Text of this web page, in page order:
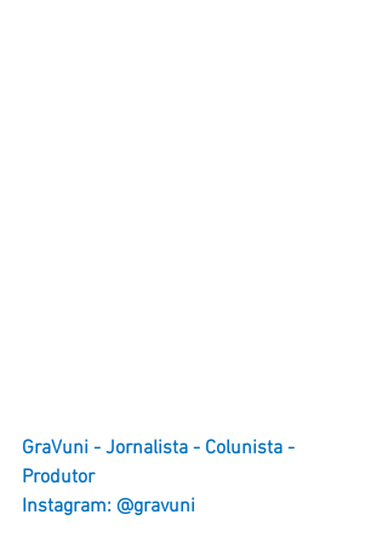
GraVuni - Jornalista - Colunista -
Produtor
Instagram: @gravuni